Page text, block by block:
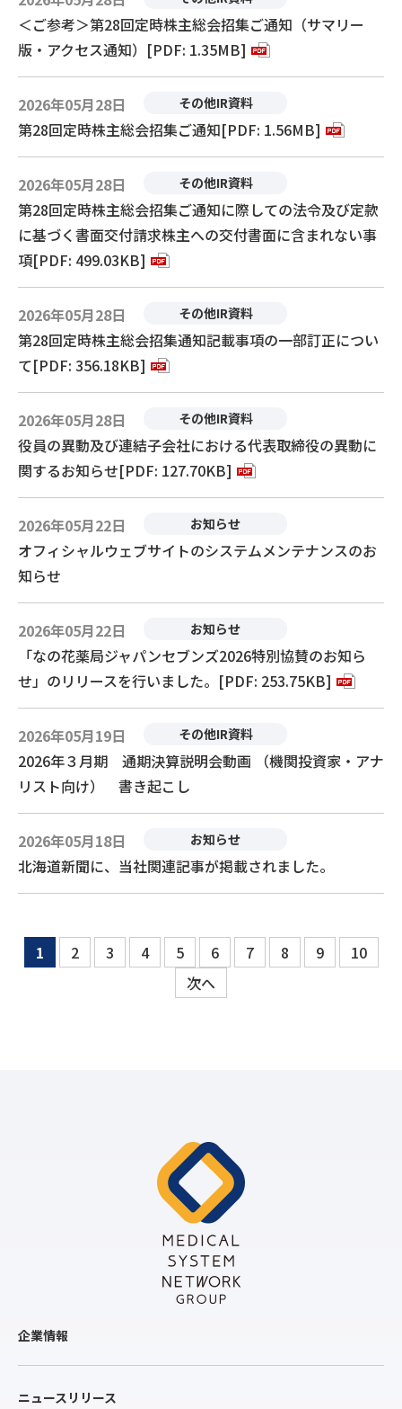
＜ご参考＞第28回定時株主総会招集ご通知（サマリー
版・アクセス通知）[PDF: 1.35MB]
2026年05月28日 その他IR資料
第28回定時株主総会招集ご通知[PDF: 1.56MB]
2026年05月28日 その他IR資料
第28回定時株主総会招集ご通知に際しての法令及び定款
に基づく書面交付請求株主への交付書面に含まれない事
項[PDF: 499.03KB]
2026年05月28日 その他IR資料
第28回定時株主総会招集通知記載事項の一部訂正につい
て[PDF: 356.18KB]
2026年05月28日 その他IR資料
役員の異動及び連結子会社における代表取締役の異動に
関するお知らせ[PDF: 127.70KB]
2026年05月22日 お知らせ
オフィシャルウェブサイトのシステムメンテナンスのお
知らせ
2026年05月22日 お知らせ
「なの花薬局ジャパンセブンズ2026特別協賛のお知ら
せ」のリリースを行いました。[PDF: 253.75KB]
2026年05月19日 その他IR資料
2026年３月期 通期決算説明会動画 （機関投資家・アナ
リスト向け） 書き起こし
2026年05月18日 お知らせ
北海道新聞に、当社関連記事が掲載されました。
1 2 3 4 5 6 7 8 9
10
次へ
企業情報
ニュースリリース